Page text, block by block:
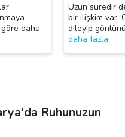
daha
Uzun süredir
bir ilişkim var.
dileyip
daha fazla
Ruhunuzun